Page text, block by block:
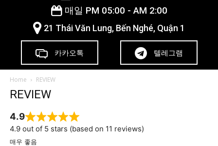
매일 PM 05:00 - AM 2:00
21 Thái Văn Lung, Bến Nghé, Quận 1
카카오톡 텔레그램
Home REVIEW
REVIEW
4.9
4.9 out of 5 stars (based on 11 reviews)
매우 좋음